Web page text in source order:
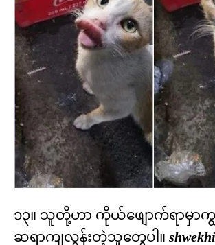
၁၃။ သူတို့ဟာ ကိုယ်ဖျောက်ရာမှာကျွ
ဆရာကျလွန်းတဲ့သူတွေပါ။